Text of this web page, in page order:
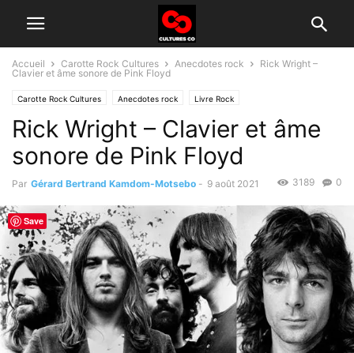
Accueil Carotte Rock Cultures Anecdotes rock
Rick Wright –
Clavier et âme sonore de Pink Floyd
Carotte Rock Cultures Anecdotes rock Livre Rock
Groupes rock d'aujourd'hui
Rick Wright – Clavier et âme
sonore de Pink Floyd
Par Gérard Bertrand Kamdom-Motsebo - 9 août 2021 0
3189
Save